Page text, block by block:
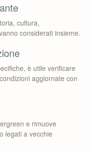
cultura,
considerati insieme.
è utile verificare
aggiornate con
e rimuove
legati a vecchie